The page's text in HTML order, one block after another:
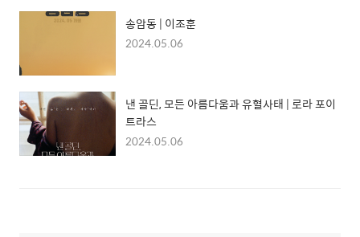
송암동 | 이조훈
2024.05.06
낸 골딘, 모든 아름다움과 유혈사태 | 로라 포이
트라스
2024.05.06